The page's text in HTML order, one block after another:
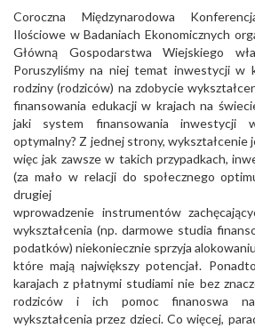
Coroczna Międzynarodowa
Ilościowe w Badaniach Ekonomicznych
Główną Gospodarstwa Wiejskiego
Poruszyliśmy na niej temat inwestycji w
rodziny (rodziców) na zdobycie
finansowania edukacji w krajach na
jaki system finansowania inwestycji
optymalny? Z jednej strony, wykształcenie
więc jak zawsze w takich przypadkach,
(za mało w relacji do społecznego
drugiej
wprowadzenie instrumentów
wykształcenia (np. darmowe studia
podatków) niekoniecznie sprzyja
które mają największy potencjał.
karajach z płatnymi studiami nie bez
rodziców i ich pomoc finanoswa na
wykształcenia przez dzieci. Co więcej,